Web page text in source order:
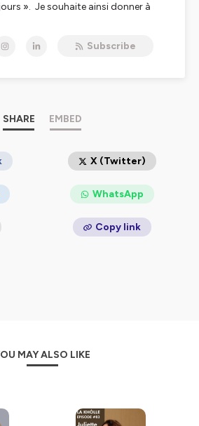
». Je souhaite ainsi donner à
Khôlle est un podcast aux
féminin singulier - Éducation /
cursus des classes préparatoires
Visitez
ausha.co/politique-de-
plus d'informations.
Subscribe
SHARE EMBED
X (Twitter)
WhatsApp
Copy link
MAY ALSO LIKE